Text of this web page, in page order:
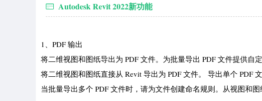
Autodesk Revit 2022新功能
1、PDF 输出
将二维视图和图纸导出为 PDF 文件。为批量导出 PDF 文件提供自定
将二维视图和图纸直接从 Revit 导出为 PDF 文件。 导出单个 PDF
当批量导出多个 PDF 文件时，请为文件创建命名规则。从视图和